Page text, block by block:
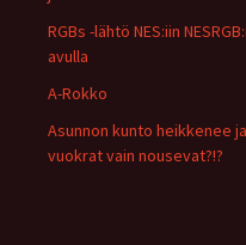
RGBs -lähtö NES:iin
avulla
A-Rokko
Asunnon kunto heikkenee ja
vuokrat vain nousevat?!?